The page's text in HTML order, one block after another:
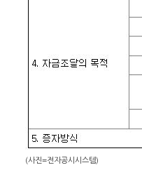
(사진=전자공시시스템)